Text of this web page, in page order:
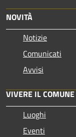
NOVITÀ
Notizie
Comunicati
Avvisi
VIVERE IL COMUNE
Luoghi
Eventi